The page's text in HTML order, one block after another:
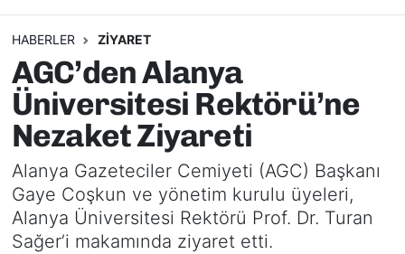
HABERLER ZIYARET
AGC’den Alanya
Üniversitesi Rektörü’ne
Nezaket Ziyareti
Alanya Gazeteciler Cemiyeti (AGC) Başkanı
Gaye Coşkun ve yönetim kurulu üyeleri,
Alanya Üniversitesi Rektörü Prof. Dr. Turan
Sağer’i makamında ziyaret etti.
Yönetim Kurulu
Üyelerimiz
Tüzüğümüz
Üye Başvurusu
Yönetim Kurulu
Üyelerimiz
Başkanlarımız
Tüzüğümüz